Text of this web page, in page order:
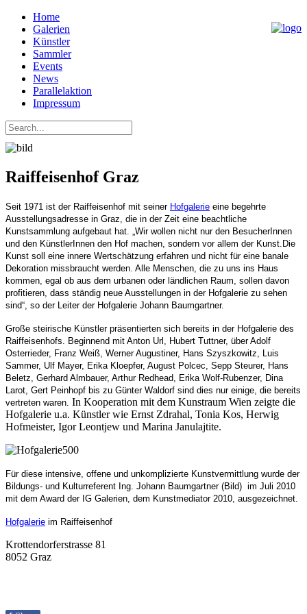
Home
Galerien
Künstler
Sammler
Events
News
Parallelaktion
Impressum
Raiffeisenhof Graz
Seit 1971 ist der Raiffeisenhof mit seiner Hofgalerie eine begehrte
Ausstellungsadresse in Graz, die in der Zeit eine beachtliche
Kunstsammlung aufgebaut hat. „Wir wollen nicht nur den BesucherInnen
und den KünstlerInnen den Hof machen, sondern vor allem der Kunst.Die
Kunst soll eine innere Wertschätzung erfahren und nicht für eine banale
Dekoration missbraucht werden. Alle Menschen, die zu uns ins Haus
kommen, egal ob aus dem urbanen oder ländlichen Raum, sollen davon
profitieren, dass ständig neue Ausstellungen in der Hofgalerie zu sehen
sind“, so der Leiter der Hofgalerie Johann Baumgartner.
Große steirische Künstler präsentierten sich bereits in der Hofgalerie des
Raiffeisenhofs. Beginnend mit Anton Url, Hubert Tuttner, über Adolf
Osterrieder, Franz Weiß, Werner Augustiner, Hans Szyszkowitz, Luis
Sammer, Ulf Mayer, Erika Kloepfer, August Polcec, Sepp Steurer, Hans
Beletz, Gerhard Almbauer, Arthur Redhead, Erika Wolf-Rubenzer, Dina
Larot, Gert Peinhopf bis zu Günter Waldorf sind dies nur einige, die bereits
vertreten waren. In Kooperation mit dem Kunstraum Wien zeigte die
Hofgalerie u.a. Künstler wie Ernst Zdrahal, Tonia Kos, Herwig
Hofmeister, Igor Leontjew und Marina Janulajtite.
Für diese intensive, offene und unkomplizierte Kunstvermittlung wurde der
Bildungs- und Kulturreferent Ing. Johann Baumgartner (Bild) im Juli 2010
mit dem Award der IG Galerien, dem Kunstmediator 2010, ausgezeichnet.
Hofgalerie im Raiffeisenhof
Krottendorferstrasse 81
8052 Graz